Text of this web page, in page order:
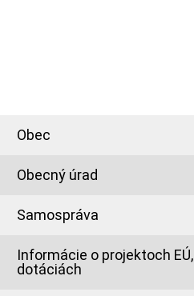
Obec
Obecný úrad
Samospráva
Informácie o projektoch EÚ,
dotáciách